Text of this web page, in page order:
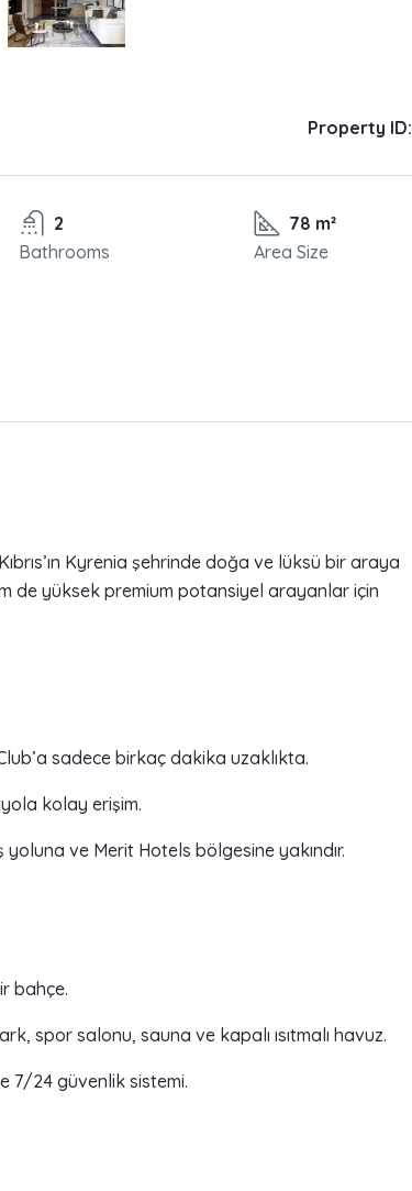
Property ID:
2
Bathrooms
78 m²
Area Size
Kyrenia şehrinde doğa ve lüksü bir araya
de yüksek premium potansiyel arayanlar için
sadece birkaç dakika uzaklıkta.
kolay erişim.
ve Merit Hotels bölgesine yakındır.
bahçe.
spor salonu, sauna ve kapalı ısıtmalı havuz.
7/24 güvenlik sistemi.